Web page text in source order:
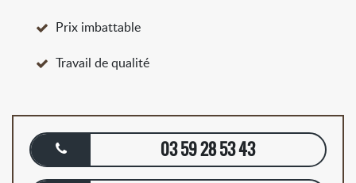
Prix imbattable
Travail de qualité
03 59 28 53 43